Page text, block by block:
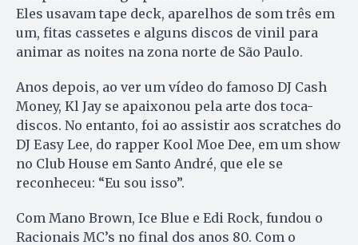
Eles usavam tape deck, aparelhos de som três em
um, fitas cassetes e alguns discos de vinil para
animar as noites na zona norte de São Paulo.
Anos depois, ao ver um vídeo do famoso DJ Cash
Money, Kl Jay se apaixonou pela arte dos toca-
discos. No entanto, foi ao assistir aos scratches do
DJ Easy Lee, do rapper Kool Moe Dee, em um show
no Club House em Santo André, que ele se
reconheceu: “Eu sou isso”.
Com Mano Brown, Ice Blue e Edi Rock, fundou o
Racionais MC’s no final dos anos 80. Com o